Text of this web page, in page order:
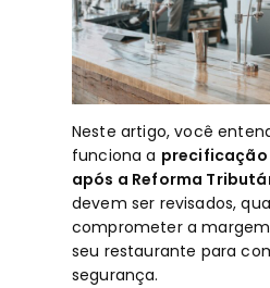
Neste artigo, você
funciona a precificação
após a Reforma
devem ser revisados,
comprometer a
seu restaurante para
segurança.